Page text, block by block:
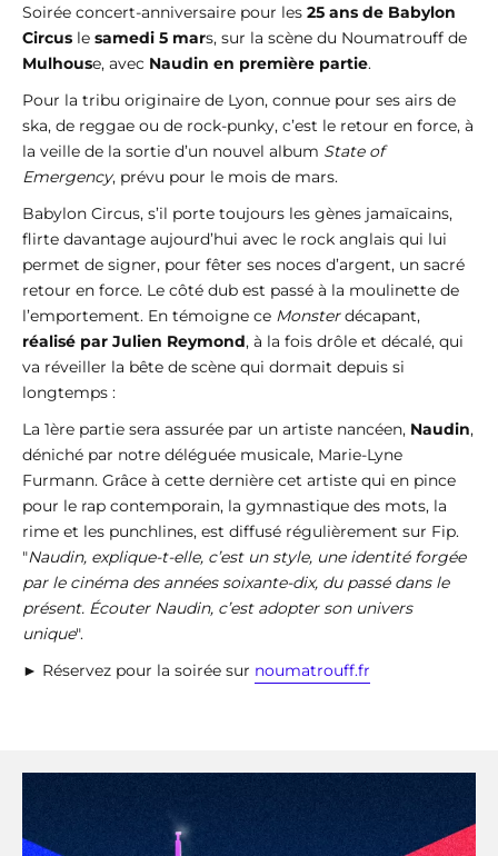
Soirée concert-anniversaire pour les 25 ans de Babylon
Circus le samedi 5 mars, sur la scène du Noumatrouff de
Mulhouse, avec Naudin en première partie.
Pour la tribu originaire de Lyon, connue pour ses airs de
ska, de reggae ou de rock-punky, c’est le retour en force, à
la veille de la sortie d’un nouvel album State of
Emergency, prévu pour le mois de mars.
Babylon Circus, s’il porte toujours les gènes jamaïcains,
flirte davantage aujourd’hui avec le rock anglais qui lui
permet de signer, pour fêter ses noces d’argent, un sacré
retour en force. Le côté dub est passé à la moulinette de
l’emportement. En témoigne ce Monsterdécapant,
réalisé par Julien Reymond, à la fois drôle et décalé, qui
va réveiller la bête de scène qui dormait depuis si
longtemps :
La 1ère partie sera assurée par un artiste nancéen, Naudin,
déniché par notre déléguée musicale, Marie-Lyne
Furmann. Grâce à cette dernière cet artiste qui en pince
pour le rap contemporain, la gymnastique des mots, la
rime et les punchlines, est diffusé régulièrement sur Fip.
"Naudin, explique-t-elle, c’est un style, une identité forgée
par le cinéma des années soixante-dix, du passé dans le
présent. Écouter Naudin, c’est adopter son univers
unique".
► Réservez pour la soirée sur noumatrouff.fr